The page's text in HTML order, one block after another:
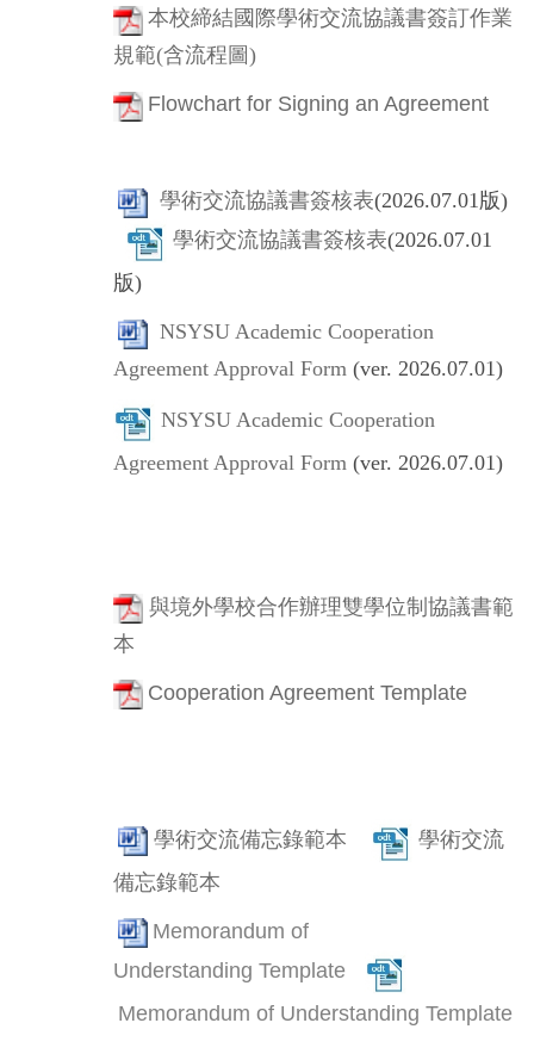
本校締結國際學術交流協議書簽訂作業
規範(含流程圖)
Flowchart for Signing an Agreement
學術交流協議書簽核表(2026.07.01版)
學術交流協議書簽核表(2026.07.01
版)
NSYSU Academic Cooperation
Agreement Approval Form (ver. 2026.07.01)
NSYSU Academic Cooperation
Agreement Approval Form (ver. 2026.07.01)
與境外學校合作辦理雙學位制協議書範
本
Cooperation Agreement Template
學術交流備忘錄範本
學術交流
備忘錄範本
Memorandum of
Understanding Template
Memorandum of Understanding Template